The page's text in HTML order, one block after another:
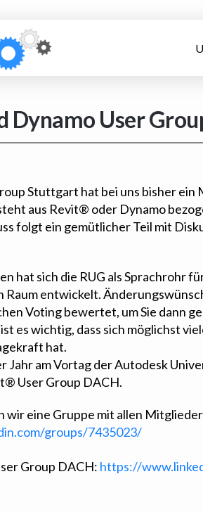
Dynamo User
Stuttgart hat bei uns bisher ein
aus Revit® oder Dynamo
folgt ein gemütlicher Teil mit
hat sich die RUG als Sprachrohr
Raum entwickelt.
Voting bewertet, um Sie dann
es wichtig, dass sich möglichst
hat.
Jahr am Vortag der Autodesk
User Group DACH.
wir eine Gruppe mit allen
groups/7435023/
Group DACH: https://